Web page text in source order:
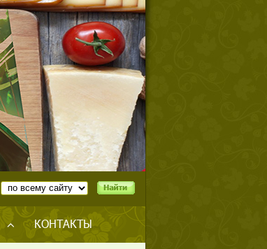
КОНТАКТЫ